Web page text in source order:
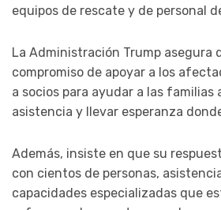
equipos de rescate y de personal
La Administración Trump asegura
compromiso de apoyar a los
a socios para ayudar a las familias
asistencia y llevar esperanza
Además, insiste en que su
con cientos de personas,
capacidades especializadas que